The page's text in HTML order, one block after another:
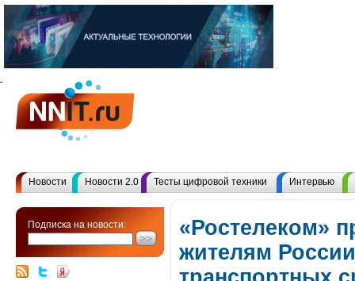
Новости Новости 2.0 Тесты цифровой техники Интервью
Подписка на новости:
«Ростелеком»
жителям